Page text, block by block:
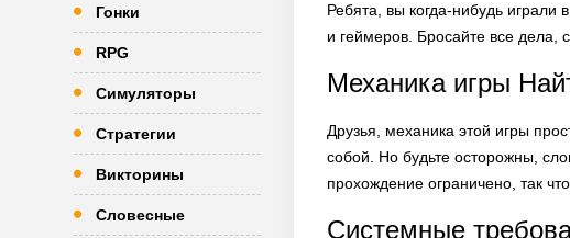
Гонки
RPG
Симуляторы
Стратегии
Викторины
Словесные
Ребята, вы когда-нибудь
и геймеров. Бросайте все дела,
Механика игры
Друзья, механика этой игры
собой. Но будьте осторожны,
прохождение ограничено, так
Системные